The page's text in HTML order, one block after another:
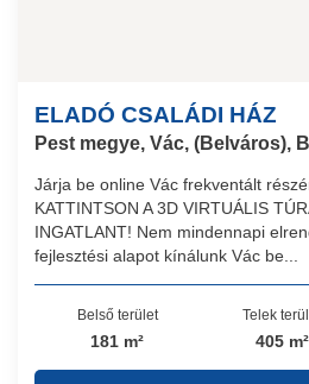
ELADÓ CSALÁDI HÁZ
Pest megye, Vác, (Belváros),
Járja be online Vác frekventált
KATTINTSON A 3D VIRTUÁLIS
INGATLANT! Nem mindennapi
fejlesztési alapot kínálunk Vác be...
Belső terület
181 m²
Telek
405 m²